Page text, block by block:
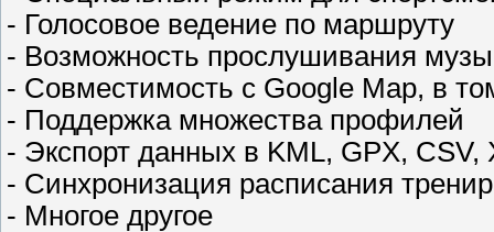
- Голосовое ведение по маршруту
- Возможность прослушивания
- Совместимость с Google Map, в
- Поддержка множества профилей
- Экспорт данных в KML, GPX,
- Синхронизация расписания
- Многое другое